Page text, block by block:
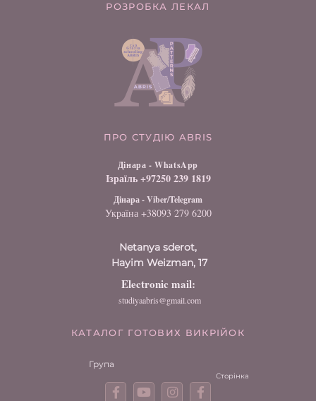
РОЗРОБКА ЛЕКАЛ
ПРО СТУДІЮ ABRIS
Дінара - WhatsApp
Ізраїль +97250 239 1819
Дінара - Viber/Telegram
Україна +38093 279 6200
Netanya sderot,
Hayim Weizman, 17
Electronic mail:
studiyaabris@gmail.com
КАТАЛОГ ГОТОВИХ ВИКРІЙОК
Група
Сторінка